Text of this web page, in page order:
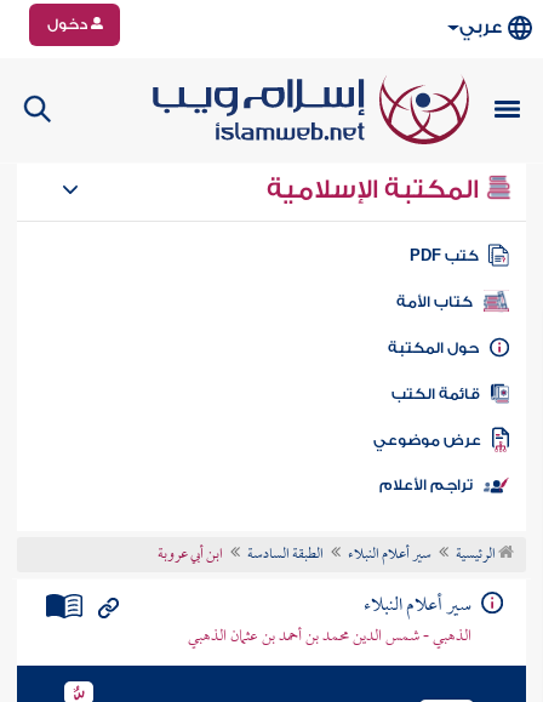
عربي دخول
المكتبة الإسلامية
كتب PDF
كتاب الأمة
المكتبة
الكتب
موضوعي
تراجم الأعلام
الرئيسية سير أعلام النبلاء الطبقة السادسة ابن أبي عروبة
سير أعلام النبلاء
الذهبي - شمس الدين محمد بن أحمد بن عثمان الذهبي